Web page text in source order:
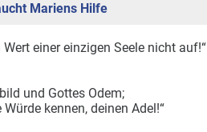
Mariens Hilfe
einer einzigen Seele nicht auf!“
und Gottes Odem;
kennen, deinen Adel!“